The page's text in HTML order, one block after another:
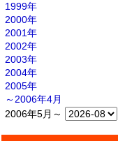
1999年
2000年
2001年
2002年
2003年
2004年
2005年
～2006年4月
2006年5月～